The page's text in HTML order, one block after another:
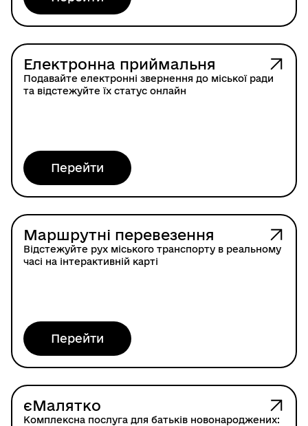
Електронна приймальня
Подавайте електронні звернення до міської ради
та відстежуйте їх статус онлайн
Перейти
Маршрутні перевезення
Відстежуйте рух міського транспорту в реальному
часі на інтерактивній карті
Перейти
єМалятко
Комплексна послуга для батьків новонароджених: